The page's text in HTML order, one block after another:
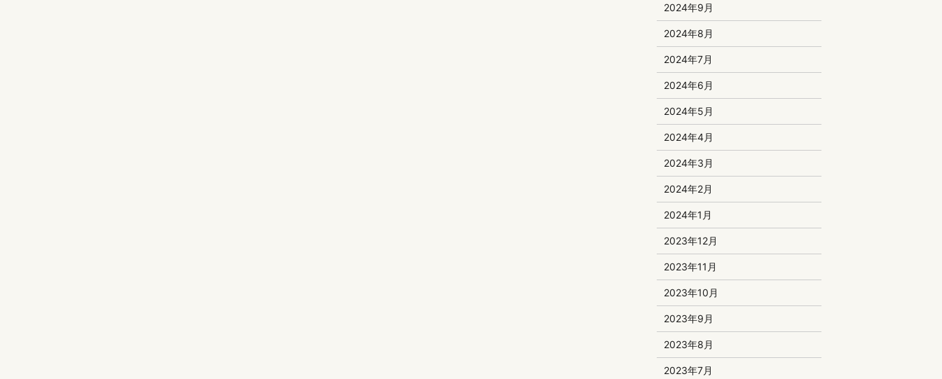
2024年9月
2024年8月
2024年7月
2024年6月
2024年5月
2024年4月
2024年3月
2024年2月
2024年1月
2023年12月
2023年11月
2023年10月
2023年9月
2023年8月
2023年7月